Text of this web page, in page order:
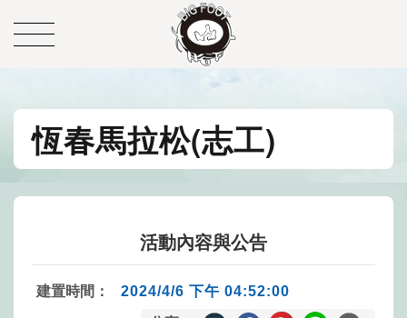
恆春馬拉松(志工)
活動內容與公告
建置時間： 2024/4/6 下午 04:52:00